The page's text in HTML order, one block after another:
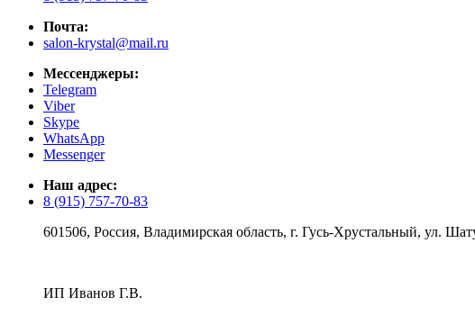
Почта:
salon-krystal@mail.ru
Мессенджеры:
Telegram
Viber
Skype
WhatsApp
Messenger
Наш адрес:
8 (915) 757-70-83
601506, Россия, Владимирская область, г. Гусь-Хрустальный, ул.
ИП Иванов Г.В.